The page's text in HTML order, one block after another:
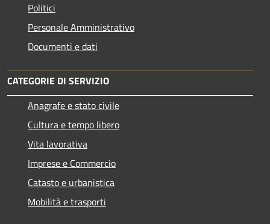
Politici
Personale Amministrativo
Documenti e dati
CATEGORIE DI SERVIZIO
Anagrafe e stato civile
Cultura e tempo libero
Vita lavorativa
Imprese e Commercio
Catasto e urbanistica
Mobilità e trasporti